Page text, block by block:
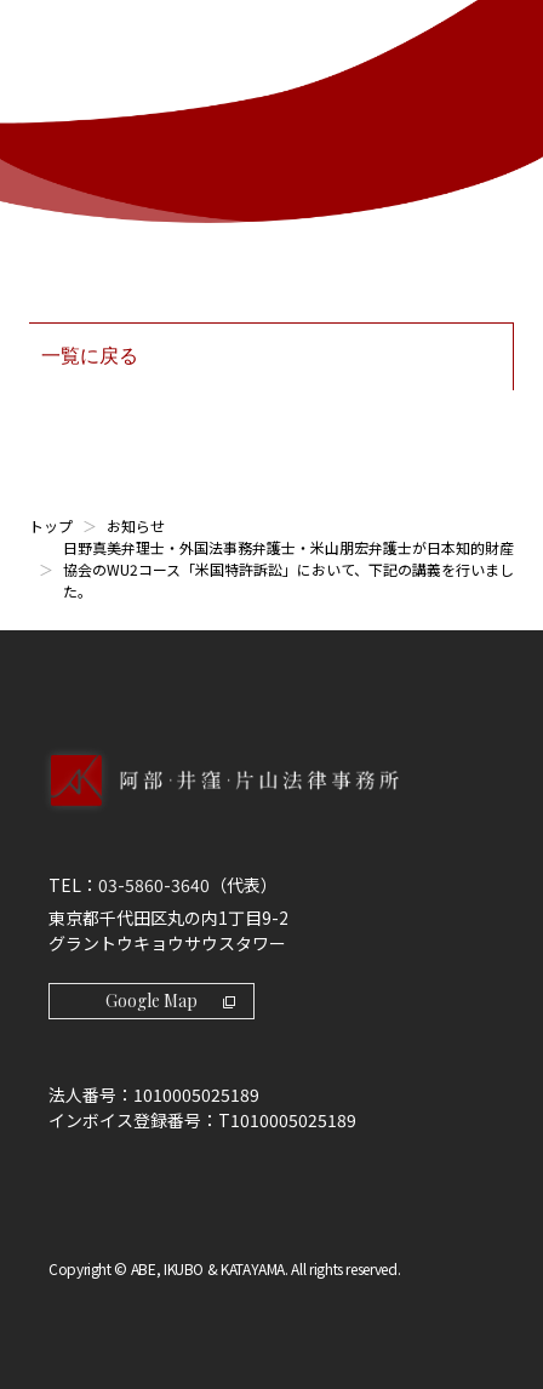
一覧に戻る
トップ
お知らせ
日野真美弁理士・外国法事務弁護士・米山朋宏弁護士が日本知的財産
協会のWU2コース「米国特許訴訟」において、下記の講義を行いまし
た。
TEL： 03-5860-3640 （代表）
東京都千代田区丸の内1丁目9-2
グラントウキョウサウスタワー
Google Map
法人番号： 1010005025189
インボイス登録番号： T1010005025189
Copyright © ABE, IKUBO & KATAYAMA. All rights reserved.